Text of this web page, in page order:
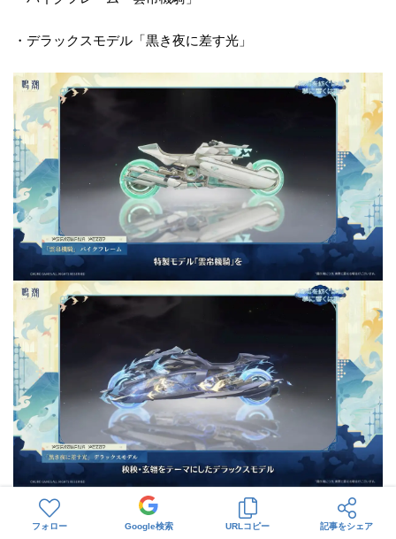
・デラックスモデル「黒き夜に差す光」
フォロー Google検索 URLコピー 記事をシェア